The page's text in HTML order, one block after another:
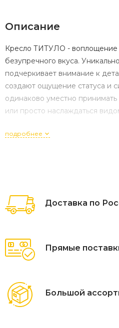
Описание
Кресло ТИТУЛО - воплощение
безупречного вкуса.
подчеркивает внимание к
создают ощущение статуса и
одинаково уместно
или просто наслаждаться
подробнее
Доставка по
Прямые
Большой